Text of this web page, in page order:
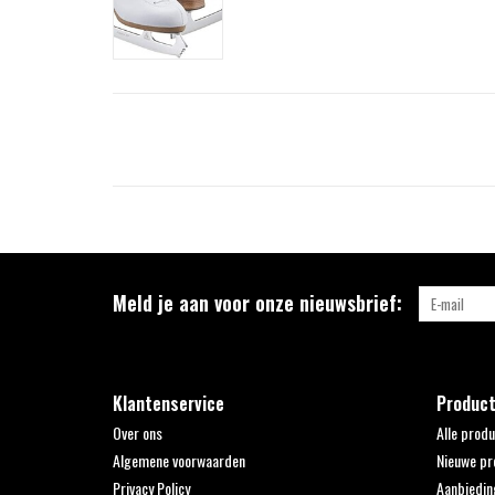
Meld je aan voor onze nieuwsbrief:
Klantenservice
Over ons
Algemene voorwaarden
Privacy Policy
Alle
Nieuwe